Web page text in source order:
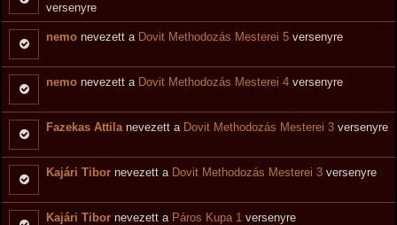
versenyre
nemo nevezett a Dovit Methodozás Mesterei 5 versenyre
nemo nevezett a Dovit Methodozás Mesterei 4 versenyre
Fazekas Attilanevezett a Dovit Methodozás Mesterei 3 versenyre
Kajári Tibor nevezett a Dovit Methodozás Mesterei 3 versenyre
Kajári Tibor nevezett a Páros Kupa 1 versenyre